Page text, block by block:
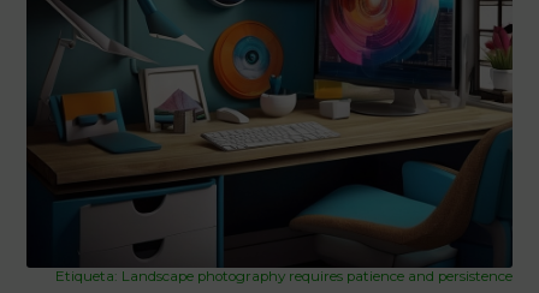
Etiqueta: Landscape photography requires patience and persistence